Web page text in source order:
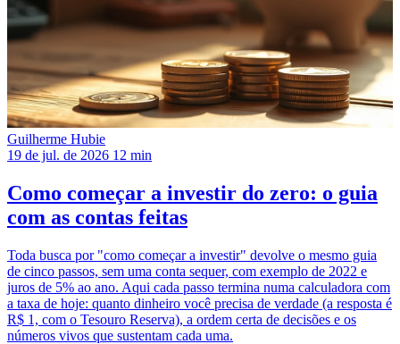
Guilherme Hubie
19 de jul. de 2026 12 min
Como começar a investir do zero: o guia
com as contas feitas
Toda busca por "como começar a investir" devolve o mesmo guia
de cinco passos, sem uma conta sequer, com exemplo de 2022 e
juros de 5% ao ano. Aqui cada passo termina numa calculadora com
a taxa de hoje: quanto dinheiro você precisa de verdade (a resposta é
R$ 1, com o Tesouro Reserva), a ordem certa de decisões e os
números vivos que sustentam cada uma.